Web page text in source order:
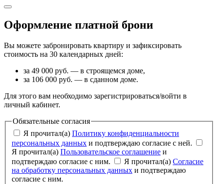
Оформление платной брони
Вы можете забронировать квартиру и зафиксировать
стоимость на 30 календарных дней:
за 49 000 руб. — в строящемся доме,
за 106 000 руб. — в сданном доме.
Для этого вам необходимо зарегистрироваться/войти в
личный кабинет.
Обязательные согласия
Я прочитал(а) Политику конфиденциальности
персональных данных и подтверждаю согласие с ней.
Я прочитал(а) Пользовательское соглашение
подтверждаю согласие с ним.
Я прочитал(а) Согласие
на обработку персональных данных
согласие с ним.